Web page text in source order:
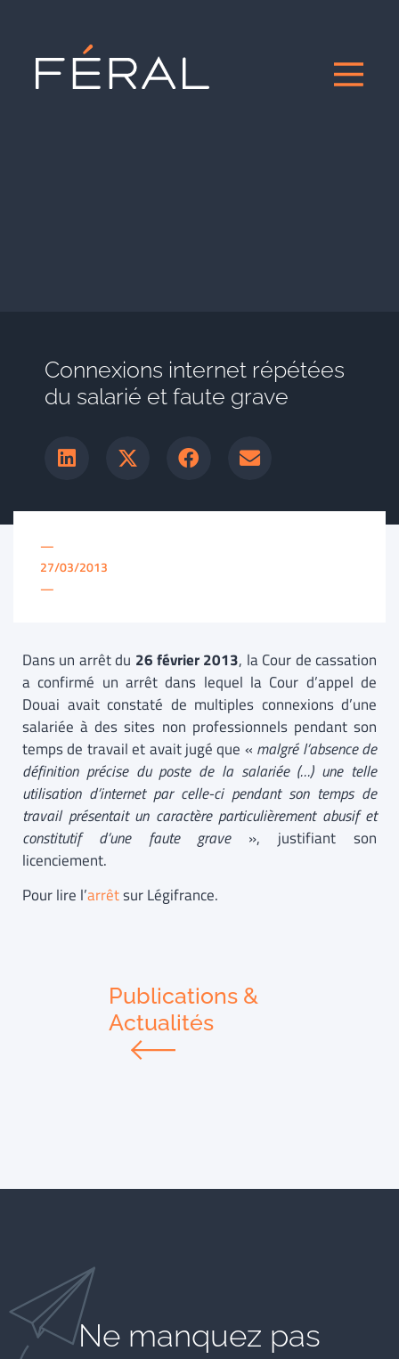
Connexions internet répétées
du salarié et faute grave
—
27/03/2013
—
Dans un arrêt du 26 février 2013, la Cour de cassation
a confirmé un arrêt dans lequel la Cour d’appel de
Douai avait constaté de multiples connexions d’une
salariée à des sites non professionnels pendant son
temps de travail et avait jugé que « malgré l’absence de
définition précise du poste de la salariée (…) une telle
utilisation d’internet par celle-ci pendant son temps de
travail présentait un caractère particulièrement abusif et
constitutif d’une faute grave», justifiant son
licenciement.
Pour lire l’arrêtsur Légifrance.
Publications &
Actualités
Ne manquez pas